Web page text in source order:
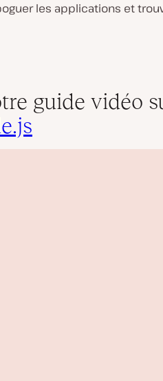
les applications et
guide vidéo